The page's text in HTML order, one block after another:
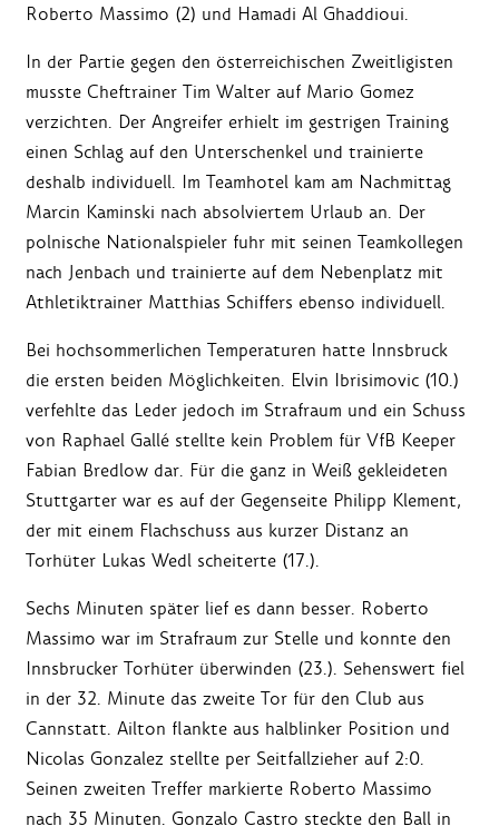
Roberto Massimo (2) und Hamadi Al Ghaddioui.
In der Partie gegen den österreichischen Zweitligisten
musste Cheftrainer Tim Walter auf Mario Gomez
verzichten. Der Angreifer erhielt im gestrigen Training
einen Schlag auf den Unterschenkel und trainierte
deshalb individuell. Im Teamhotel kam am Nachmittag
Marcin Kaminski nach absolviertem Urlaub an. Der
polnische Nationalspieler fuhr mit seinen Teamkollegen
nach Jenbach und trainierte auf dem Nebenplatz mit
Athletiktrainer Matthias Schiffers ebenso individuell.
Bei hochsommerlichen Temperaturen hatte Innsbruck
die ersten beiden Möglichkeiten. Elvin Ibrisimovic (10.)
verfehlte das Leder jedoch im Strafraum und ein Schuss
von Raphael Gallé stellte kein Problem für VfB Keeper
Fabian Bredlow dar. Für die ganz in Weiß gekleideten
Stuttgarter war es auf der Gegenseite Philipp Klement,
der mit einem Flachschuss aus kurzer Distanz an
Torhüter Lukas Wedl scheiterte (17.).
Sechs Minuten später lief es dann besser. Roberto
Massimo war im Strafraum zur Stelle und konnte den
Innsbrucker Torhüter überwinden (23.). Sehenswert fiel
in der 32. Minute das zweite Tor für den Club aus
Cannstatt. Ailton flankte aus halblinker Position und
Nicolas Gonzalez stellte per Seitfallzieher auf 2:0.
Seinen zweiten Treffer markierte Roberto Massimo
nach 35 Minuten. Gonzalo Castro steckte den Ball in